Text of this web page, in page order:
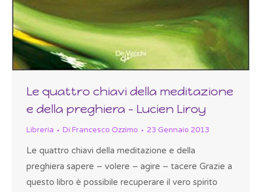
Le quattro chiavi della meditazione
e della preghiera – Lucien Liroy
Libreria Di Francesco Ozzimo 23 Gennaio 2013
Le quattro chiavi della meditazione e della
preghiera sapere – volere – agire – tacere Grazie a
questo libro è possibile recuperare il vero spirito